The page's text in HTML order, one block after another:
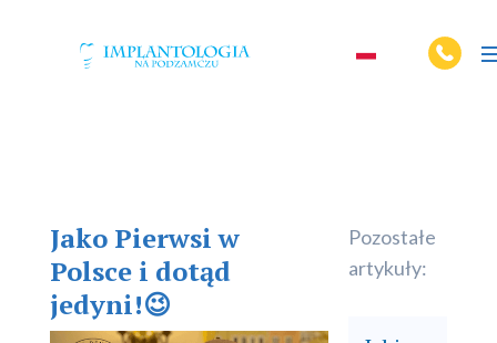
Jako Pierwsi w
Polsce i dotąd
jedyni!😉
Pozostałe
artykuły: